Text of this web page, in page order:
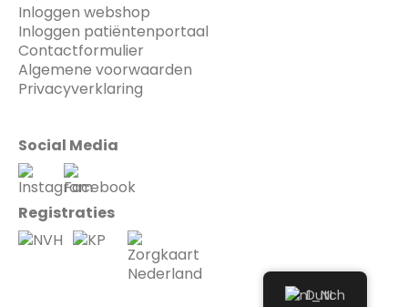
Inloggen webshop
Inloggen patiëntenportaal
Contactformulier
Algemene voorwaarden
Privacyverklaring
Social Media
Registraties
Dutch